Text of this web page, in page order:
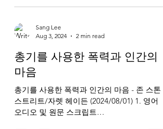
Sang Lee
Aug 3, 2024
2 min read
총기를 사용한 폭력과 인간의
마음
총기를 사용한 폭력과 인간의 마음 - 존 스톤
스트리트/자렛 헤이든 (2024/08/01) 1. 영어
오디오 및 원문 스크립트